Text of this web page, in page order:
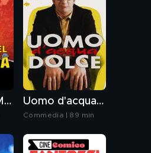
Il ritorno del Monnezza Uomo d'acqua dolce
Commedia | 89 min